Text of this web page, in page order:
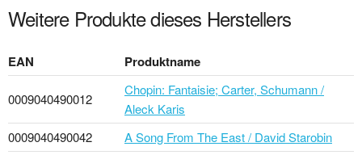
Weitere Produkte dieses Herstellers
EAN Produktname
0009040490012
Chopin: Fantaisie; Carter, Schumann /
Aleck Karis
0009040490042
A Song From The East / David Starobin